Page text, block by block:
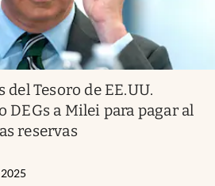
del Tesoro de EE.UU.
a Milei para pagar al
reservas